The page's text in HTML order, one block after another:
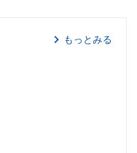
もっとみる